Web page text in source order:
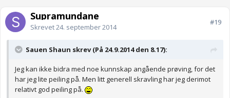
Supramundane
Skrevet24. september 2014
#19
Sauen Shaun skrev (På 24.9.2014 den 8.17):
Jeg kan ikke bidra med noe kunnskap angående prøving, for det
har jeg lite peiling på. Men litt generell skravling har jeg derimot
relativt god peiling på.